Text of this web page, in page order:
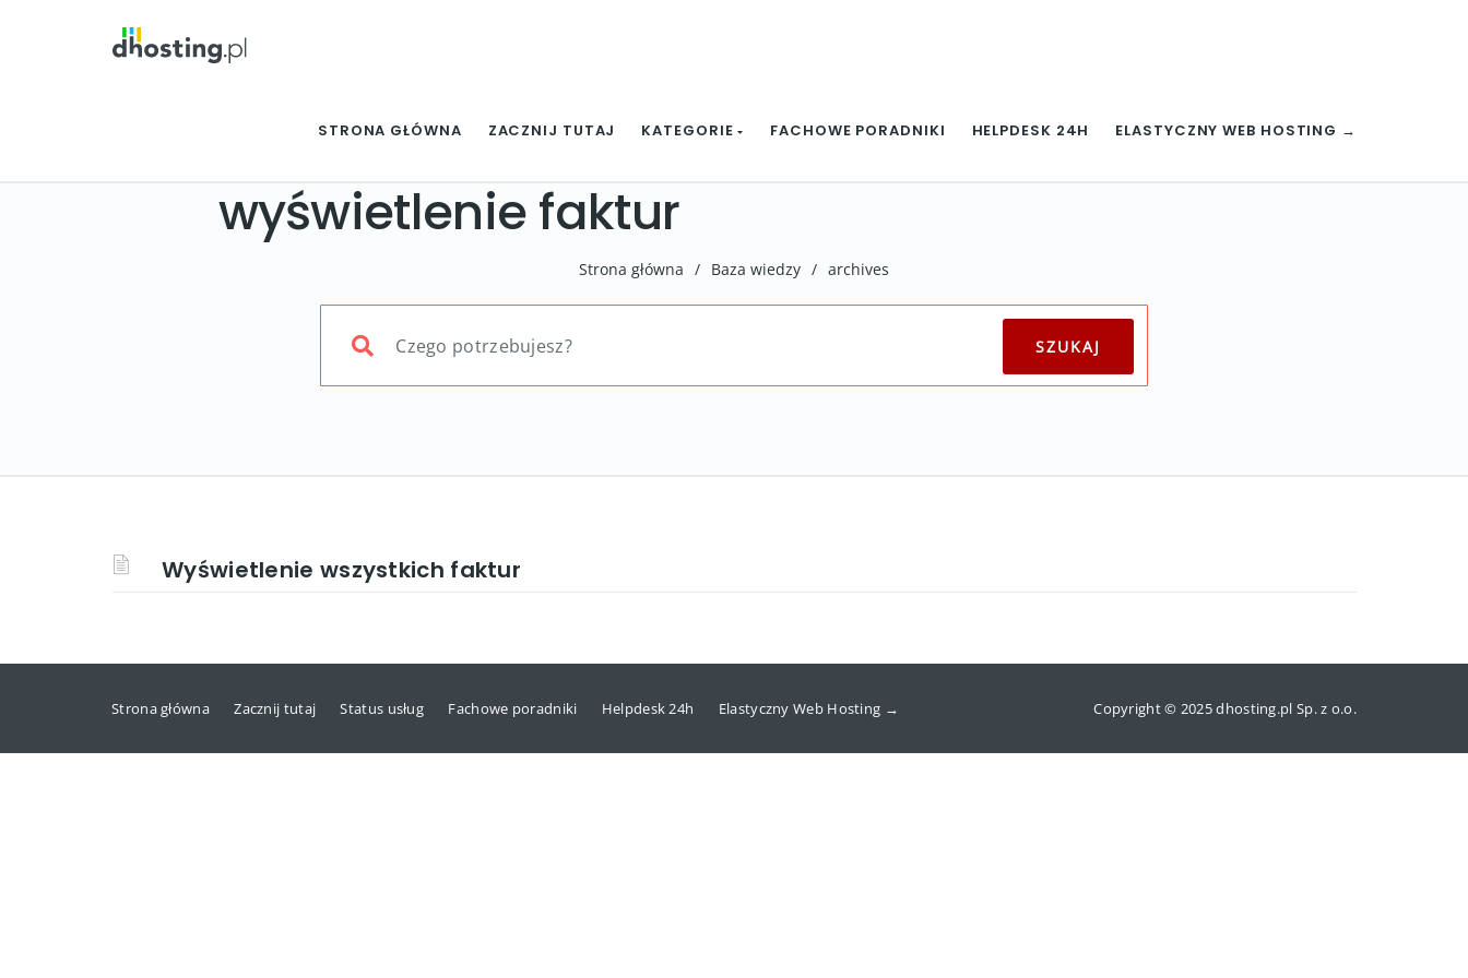
STRONA GŁÓWNA ZACZNIJ TUTAJ KATEGORIE FACHOWE PORADNIKI HELPDESK 24H ELASTYCZNY WEB HOSTING →
wyświetlenie faktur
Strona główna / Baza wiedzy / archives
Wyświetlenie wszystkich faktur
Strona główna Zacznij tutaj Status usług Fachowe poradniki Helpdesk 24h Elastyczny Web Hosting → Copyright © 2025 dhosting.pl Sp. z o.o.